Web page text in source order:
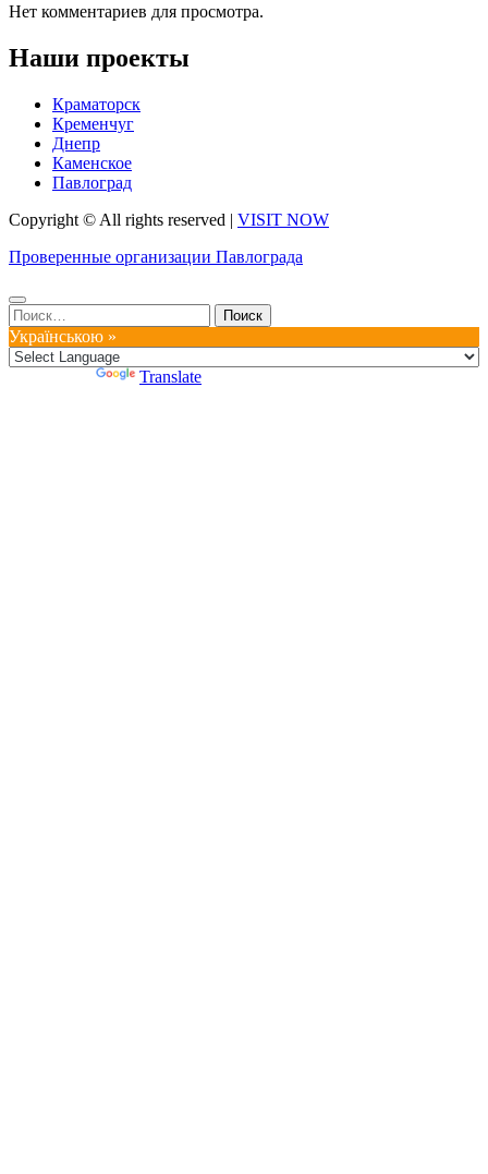
Нет комментариев для просмотра.
Наши проекты
Краматорск
Кременчуг
Днепр
Каменское
Павлоград
Copyright © All rights reserved | VISIT NOW
Проверенные организации Павлограда
Найти:
Українською »
Translate